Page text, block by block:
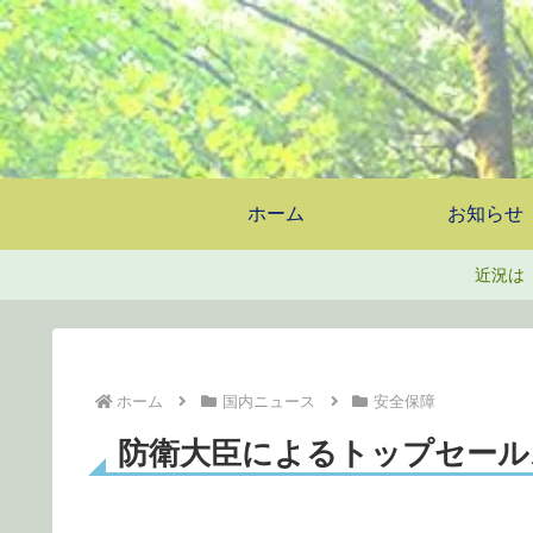
ホーム お知らせ
近況は
ホーム 国内ニュース 安全保障
防衛大臣によるトップセー